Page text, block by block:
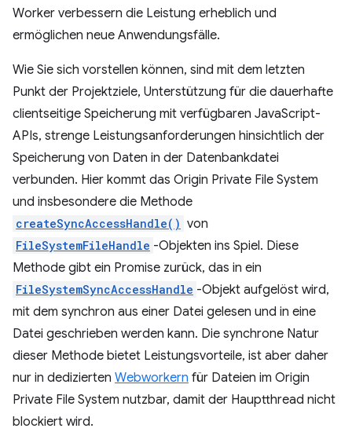
Worker verbessern die Leistung erheblich und
ermöglichen neue Anwendungsfälle.
Wie Sie sich vorstellen können, sind mit dem letzten
Punkt der Projektziele, Unterstützung für die dauerhafte
clientseitige Speicherung mit verfügbaren JavaScript-
APIs, strenge Leistungsanforderungen hinsichtlich der
Speicherung von Daten in der Datenbankdatei
verbunden. Hier kommt das Origin Private File System
und insbesondere die Methode
createSyncAccessHandle() von
FileSystemFileHandle -Objekten ins Spiel. Diese
Methode gibt ein Promise zurück, das in ein
FileSystemSyncAccessHandle -Objekt aufgelöst wird,
mit dem synchron aus einer Datei gelesen und in eine
Datei geschrieben werden kann. Die synchrone Natur
dieser Methode bietet Leistungsvorteile, ist aber daher
nur in dedizierten Webworkern für Dateien im Origin
Private File System nutzbar, damit der Hauptthread nicht
blockiert wird.